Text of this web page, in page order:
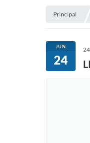
Principal
JUN
24